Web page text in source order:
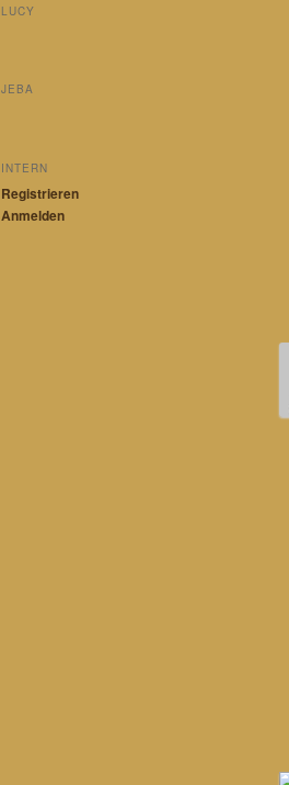
LUCY
JEBA
INTERN
Registrieren
Anmelden